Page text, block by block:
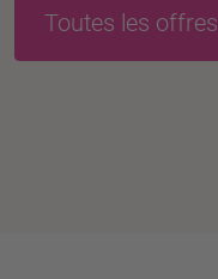
Toutes les offres